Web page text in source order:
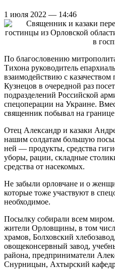
1 июля 2022 — 14:46
По благословению
Тихона руководитель
взаимодействию с
Кузнецов в очередной раз
подразделений Российской
спецоперации на Украине.
священник побывал на
Отец Александр и казаки
нашим солдатам большую
ней — продукты, средства
уборы, рации, складные
средства от насекомых.
Не забыли орловчане и о
которые тоже участвуют в
необходимое.
Посылку собирали всем
жители Орловщины, в том
храмов, Болховский
овощеконсервный завод,
района, предприниматели
Снурницын, Ахтырский